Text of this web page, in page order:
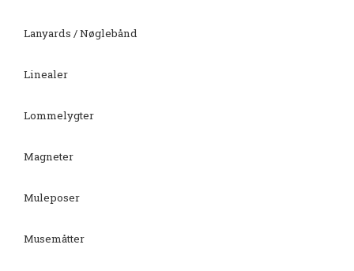
Lanyards / Nøglebånd
Linealer
Lommelygter
Magneter
Muleposer
Musemåtter